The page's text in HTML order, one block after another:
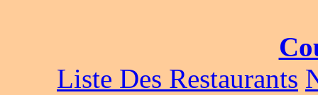
Liste Des Restaurants